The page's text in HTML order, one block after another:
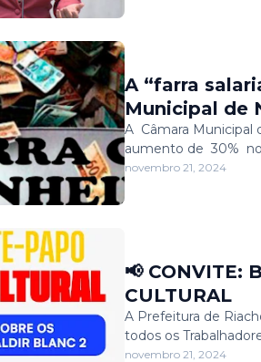
A “farra
Municipal de
A Câmara Municipal
aumento de 30%
novembro 21, 2024
📢 CONVITE:
CULTURAL
A Prefeitura de
todos os
novembro 21, 2024